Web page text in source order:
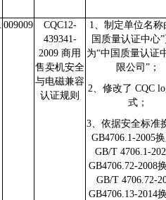
009009
CQC12-
439341-
2009 商用
售卖机安全
与电磁兼容
认证规则
1 、制定单位名称
国质量认证中心”
为“中国质量认证
限公司 ” ；
2 、修改了 CQC
式；
3、依据安全标准
GB4706.1-2005
GB/T 4706.1-
GB4706.72-2008
GB/T 4706.72-
GB4706.13-2014